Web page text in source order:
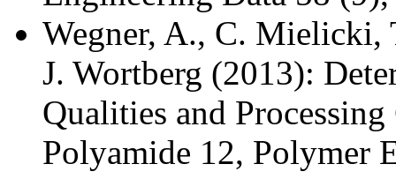
Wegner, A., C.
J. Wortberg (2013):
Qualities and
Polyamide 12, Polymer